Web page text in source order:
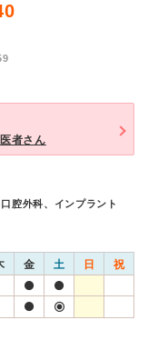
者さん
腔外科、インプラント
金 土 日 祝